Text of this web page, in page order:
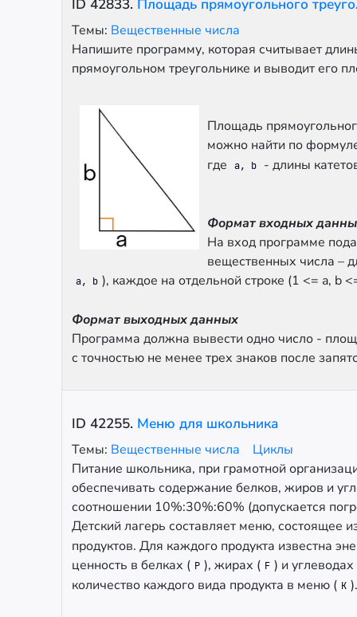
ID 42833. Площадь прямоугольного
Темы: Вещественные числа
Напишите программу, которая считывает
прямоугольном треугольнике и выводит его
Площадь
можно найти по
где
a, b - длины
Формат входных
На вход программе
вещественных числа –
a, b ), каждое на отдельной строке (1 <= a, b
Формат выходных данных
Программа должна вывести одно число -
с точностью не менее трех знаков после
ID 42255. Меню для школьника
Темы: Вещественные числа
Циклы
Питание школьника, при грамотной
обеспечивать содержание белков, жиров и
соотношении 10%:30%:60% (допускается
Детский лагерь составляет меню, состоящее
продуктов. Для каждого продукта известна
ценность в белках ( P ), жирах ( F ) и углеводах
количество каждого вида продукта в меню ( K ).